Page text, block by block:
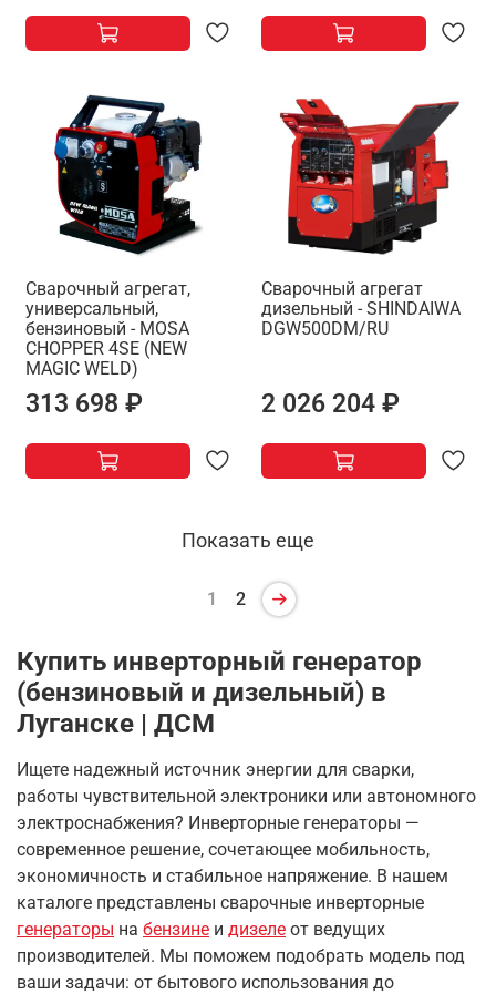
Сварочный агрегат,
универсальный,
бензиновый - MOSA
CHOPPER 4SE (NEW
MAGIC WELD)
313 698 ₽
Сварочный агрегат
дизельный - SHINDAIWA
DGW500DM/RU
2 026 204 ₽
Показать еще
1 2
Купить инверторный генератор
(бензиновый и дизельный) в
Луганске | ДСМ
Ищете надежный источник энергии для сварки,
работы чувствительной электроники или автономного
электроснабжения? Инверторные генераторы —
современное решение, сочетающее мобильность,
экономичность и стабильное напряжение. В нашем
каталоге представлены сварочные инверторные
генераторы на бензине и дизеле от ведущих
производителей. Мы поможем подобрать модель под
ваши задачи: от бытового использования до